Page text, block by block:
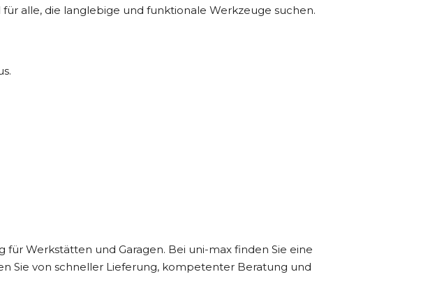
für alle, die langlebige und funktionale Werkzeuge suchen.
Werkstätten und Garagen. Bei uni-max finden Sie eine
Sie von schneller Lieferung, kompetenter Beratung und